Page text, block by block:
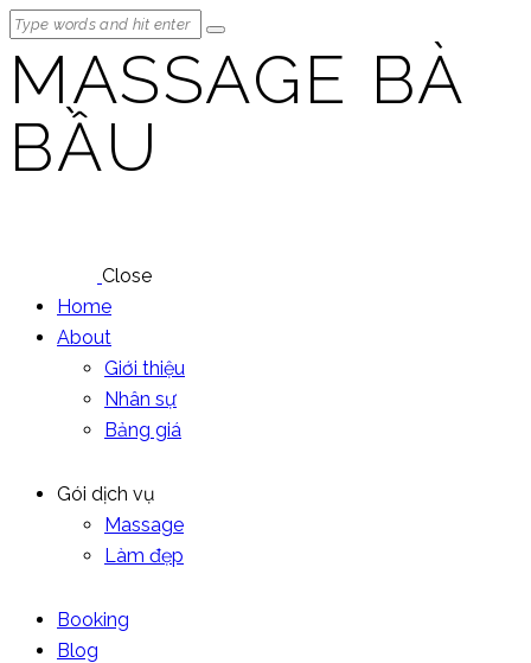
MASSAGE BÀ
BẦU
Close
Home
About
Giới thiệu
Nhân sự
Bảng giá
Gói dịch vụ
Massage
Làm đẹp
Booking
Blog